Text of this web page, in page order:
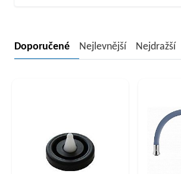
Doporučené Nejlevnější Nejdražší